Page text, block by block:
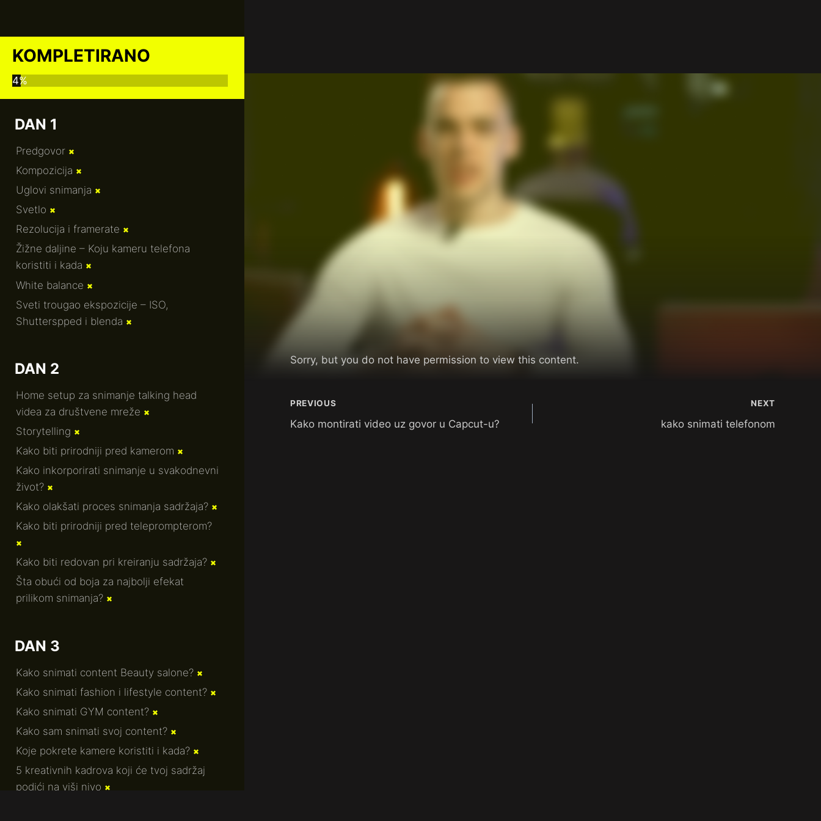
Sorry, but you do not have permission to view this content.
PREVIOUS
Kako montirati video uz govor u Capcut-u?
NEXT
kako snimati telefonom
KOMPLETIRANO
4%
DAN 1
Predgovor ✖
Kompozicija ✖
Uglovi snimanja ✖
Svetlo ✖
Rezolucija i framerate ✖
Žižne daljine – Koju kameru telefona
koristiti i kada ✖
White balance ✖
Sveti trougao ekspozicije – ISO,
Shutterspped i blenda ✖
DAN 2
Home setup za snimanje talking head
videa za društvene mreže ✖
Storytelling ✖
Kako biti prirodniji pred kamerom ✖
Kako inkorporirati snimanje u svakodnevni
život? ✖
Kako olakšati proces snimanja sadržaja? ✖
Kako biti prirodniji pred teleprompterom?
✖
Kako biti redovan pri kreiranju sadržaja? ✖
Šta obući od boja za najbolji efekat
prilikom snimanja? ✖
DAN 3
Kako snimati content Beauty salone? ✖
Kako snimati fashion i lifestyle content? ✖
Kako snimati GYM content? ✖
Kako sam snimati svoj content? ✖
Koje pokrete kamere koristiti i kada? ✖
5 kreativnih kadrova koji će tvoj sadržaj
podići na viši nivo ✖